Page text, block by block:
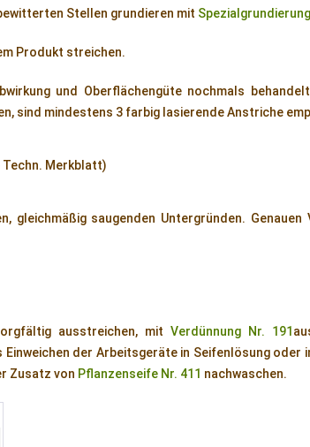
Stellen grundieren mit
Produkt streichen.
und Oberflächengüte nochmals
sind mindestens 3 farbig lasierende Anstriche
Techn. Merkblatt)
gleichmäßig saugenden Untergründen. Genauen
ausstreichen, mitVerdünnung Nr. 191
der Arbeitsgeräte in Seifenlösung oder
Zusatz von Pflanzenseife Nr. 411 nachwaschen.